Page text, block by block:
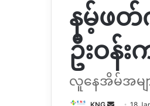
နမ့်ဖ
ဦးဝန်
လူနေအိမ်အမျာ
Send